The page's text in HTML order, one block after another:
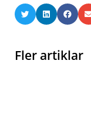
Fler artiklar